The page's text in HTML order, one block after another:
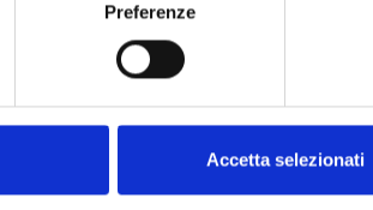
Preferenze
Accetta selezionati